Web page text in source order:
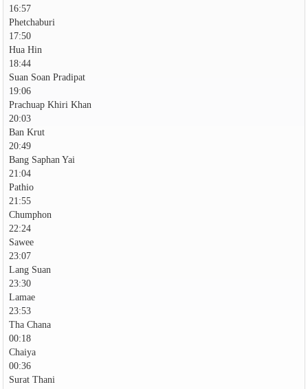
16:57
Phetchaburi
17:50
Hua Hin
18:44
Suan Soan Pradipat
19:06
Prachuap Khiri Khan
20:03
Ban Krut
20:49
Bang Saphan Yai
21:04
Pathio
21:55
Chumphon
22:24
Sawee
23:07
Lang Suan
23:30
Lamae
23:53
Tha Chana
00:18
Chaiya
00:36
Surat Thani